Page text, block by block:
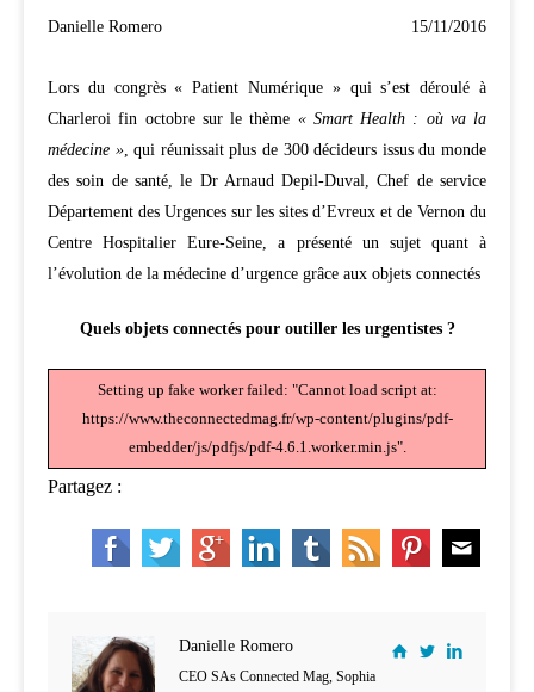
Danielle Romero 15/11/2016
Lors du congrès « Patient Numérique » qui s’est déroulé à
Charleroi fin octobre sur le thème « Smart Health : où va la
médecine », qui réunissait plus de 300 décideurs issus du monde
des soin de santé, le Dr Arnaud Depil-Duval, Chef de service
Département des Urgences sur les sites d’Evreux et de Vernon du
Centre Hospitalier Eure-Seine, a présenté un sujet quant à
l’évolution de la médecine d’urgence grâce aux objets connectés
Quels objets connectés pour outiller les urgentistes ?
Setting up fake worker failed: "Cannot load script at:
https://www.theconnectedmag.fr/wp-content/plugins/pdf-
embedder/js/pdfjs/pdf-4.6.1.worker.min.js".
Partagez :
Danielle Romero
CEO SAs Connected Mag, Sophia